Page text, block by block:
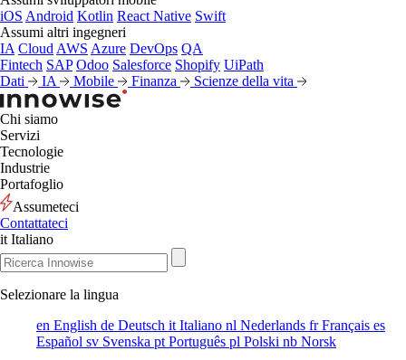
iOS Android Kotlin React Native Swift
Assumi altri ingegneri
IA Cloud AWS Azure DevOps QA
Fintech SAP Odoo Salesforce Shopify UiPath
Dati
IA Mobile Finanza Scienze della vita
Chi siamo
Servizi
Tecnologie
Industrie
Portafoglio
Assumeteci
Contattateci
it Italiano
Selezionare la lingua
en English de Deutsch it Italiano nl Nederlands frFrançais es
Español sv Svenska pt Português pl Polski nb Norsk